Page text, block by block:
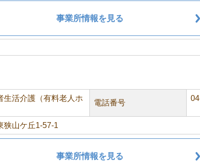
事業所情報を見る
生活介護（有料老人ホ
電話番号
狭山ケ丘1-57-1
事業所情報を見る